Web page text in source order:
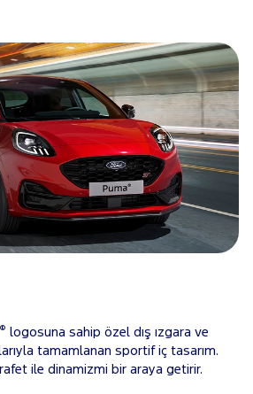
® logosuna sahip özel dış ızgara ve
tamamlanan sportif iç tasarım.
ile dinamizmi bir araya getirir.